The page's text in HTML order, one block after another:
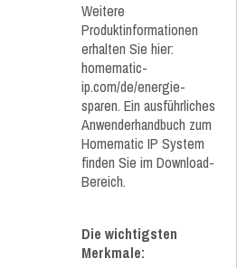
Weitere
Produktinformationen
erhalten Sie hier:
homematic-
ip.com/de/energie-
sparen. Ein ausführliches
Anwenderhandbuch zum
Homematic IP System
finden Sie im Download-
Bereich.
Die wichtigsten
Merkmale: